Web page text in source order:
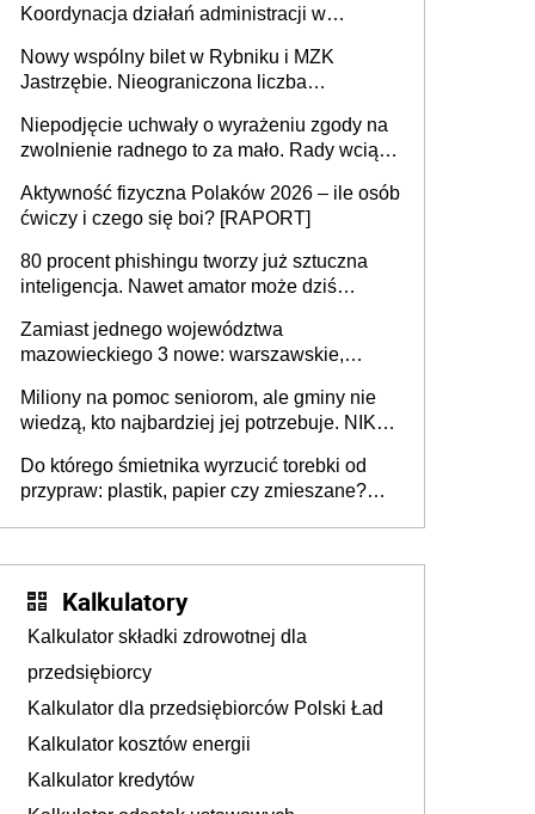
Koordynacja działań administracji w
Nowy wspólny bilet w Rybniku i MZK
Jastrzębie. Nieograniczona liczba
Niepodjęcie uchwały o wyrażeniu zgody na
zwolnienie radnego to za mało. Rady wciąż
rozstrzygać sprawy
Aktywność fizyczna Polaków 2026 – ile osób
ćwiczy i czego się boi? [RAPORT]
80 procent phishingu tworzy już sztuczna
inteligencja. Nawet amator może dziś
Zamiast jednego województwa
mazowieckiego 3 nowe: warszawskie,
Europie nie ma tak dużych jednostek
stołecznych
Miliony na pomoc seniorom, ale gminy nie
wiedzą, kto najbardziej jej potrzebuje. NIK
Do którego śmietnika wyrzucić torebki od
przypraw: plastik, papier czy zmieszane?
Kalkulatory
Kalkulator składki zdrowotnej dla
przedsiębiorcy
Kalkulator dla przedsiębiorców Polski Ład
Kalkulator kosztów energii
Kalkulator kredytów